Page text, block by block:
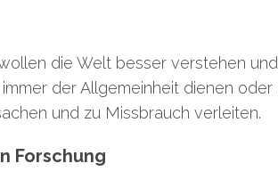
die Welt besser verstehen
der Allgemeinheit dienen oder
und zu Missbrauch verleiten.
Forschung